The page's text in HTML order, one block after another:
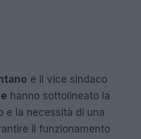
e il vice sindaco
hanno sottolineato la
e la necessità di una
il funzionamento